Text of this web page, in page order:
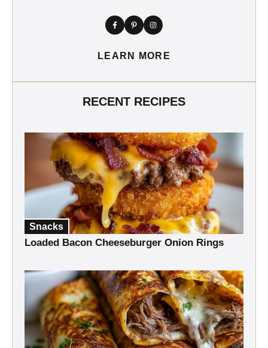
LEARN MORE
RECENT RECIPES
Snacks
Loaded Bacon Cheeseburger Onion Rings